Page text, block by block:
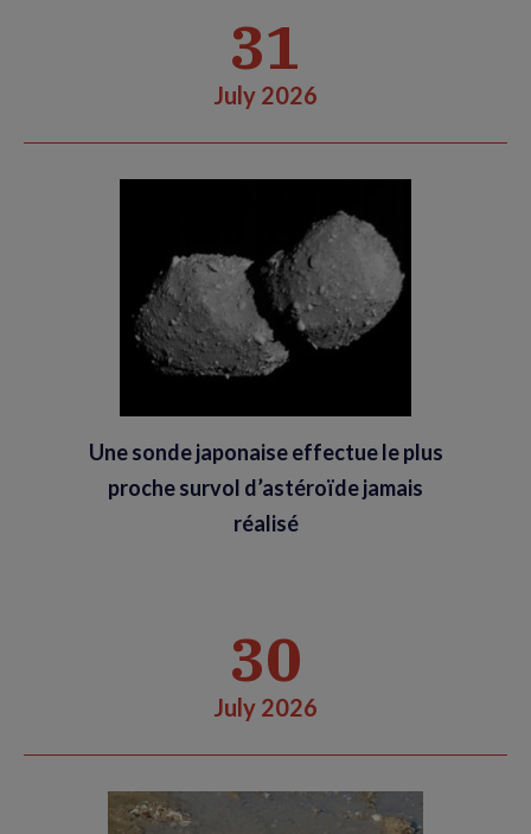
31
July 2026
Une sonde japonaise effectue le plus
proche survol d’astéroïde jamais
réalisé
30
July 2026